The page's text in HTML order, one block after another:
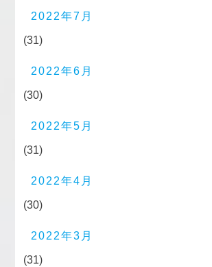
2022年7月
(31)
2022年6月
(30)
2022年5月
(31)
2022年4月
(30)
2022年3月
(31)